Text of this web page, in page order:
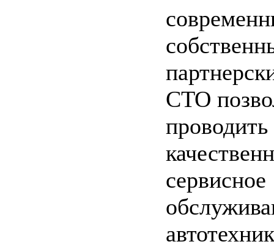
СТО
проводить
сервисное